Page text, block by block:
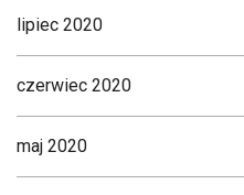
lipiec 2020
czerwiec 2020
maj 2020